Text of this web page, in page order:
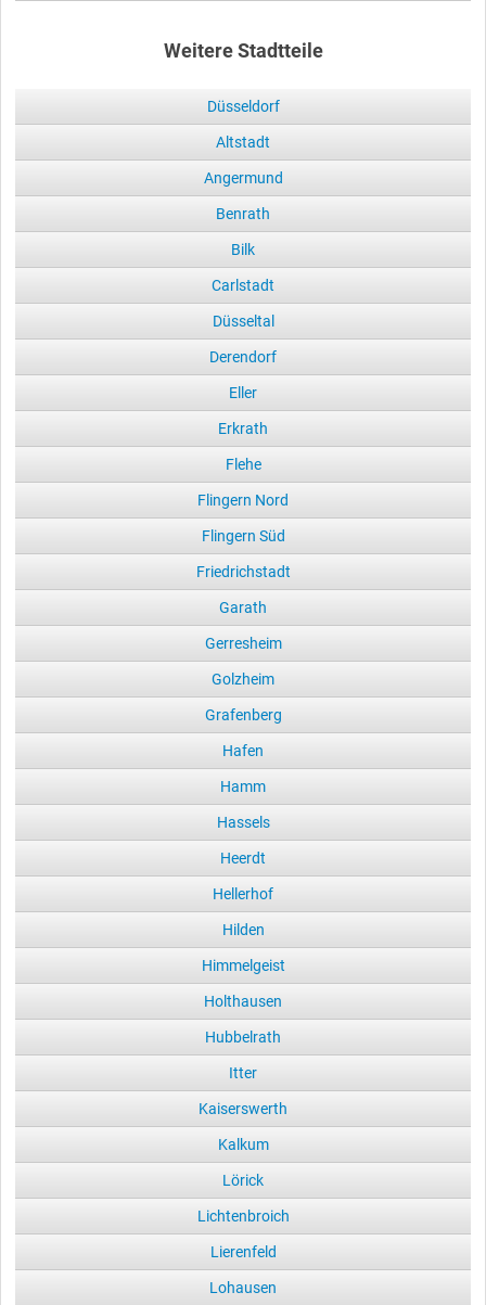
Weitere Stadtteile
Düsseldorf
Altstadt
Angermund
Benrath
Bilk
Carlstadt
Düsseltal
Derendorf
Eller
Erkrath
Flehe
Flingern Nord
Flingern Süd
Friedrichstadt
Garath
Gerresheim
Golzheim
Grafenberg
Hafen
Hamm
Hassels
Heerdt
Hellerhof
Hilden
Himmelgeist
Holthausen
Hubbelrath
Itter
Kaiserswerth
Kalkum
Lörick
Lichtenbroich
Lierenfeld
Lohausen